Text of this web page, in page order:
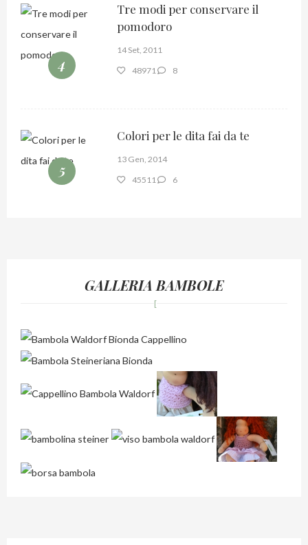
4
Tre modi per conservare il
pomodoro
14 Set, 2011
48971
8
5
Colori per le dita fai da te
13 Gen, 2014
45511
6
GALLERIA BAMBOLE